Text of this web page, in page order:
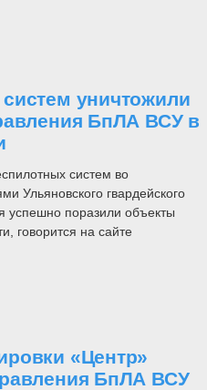
уничтожили
БпЛА ВСУ в
систем во
Ульяновского гвардейского
успешно поразили объекты
говорится на сайте
«Центр»
БпЛА ВСУ